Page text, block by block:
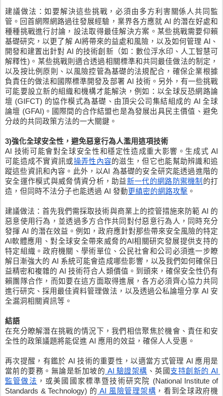
建議做法：如要解決這些挑戰，必須由多方利害關係人共同監
管。回首網際網路過往發展經驗，業界各方應就 AI 的潛在好處和
種種挑戰進行討論，設法取得最佳解決方案。某些挑戰需要仰賴
基礎研究，以更了解 AI將帶來的益處和風險，以及如何管理 AI、
開發和建置出針對 AI 的技術創新（如：數位浮水印、人工智慧可
解釋性)。某些挑戰則適合透過相關標準和共同最佳做法的制定，
以及按比例原則、以風險控管為基礎的法規配合，確保企業根據
負責任的做法和國際標準開發及部署 AI 技術。另外，有一些挑戰
可能要設立新的組織和機構才能解決，例如：以全球反恐網路論
壇 (GIFCT) 的協作模式為基礎、由頂尖公司集結組成的 AI 全球
論壇 (GFAI)。國際間的合作結盟也是為發展出具民主價值、避免
分歧的共同政策方法的一大關鍵。
3)強化全球安全性，避免惡意行為人濫用這項技術
AI 技術可能會對全球安全性和穩定性造成重大影響。生成式 AI
可能造成不實資訊或操弄性內容的滋生，但它也能幫助辨識和追
蹤這些資訊和內容。此外，以AI 為基礎的安全研究能透過進階的
安全運作模式與威脅情資分析，助益新一代的網路防禦機制 的打
造，但同時不法分子也能透過 AI 發動更縝密的網路攻擊 。
建議做法：首先我們需採取技術與商業上的控管措施來防範 AI 的
惡意使用行為，並透過多方合作共同對付惡意行為人，同時充分
發揮 AI 的潛在效益。例如，政府應針對那些帶來安全風險的特定
AI軟體應用、對全球安全帶來威脅的AI相關研究發展提供支持的
特定組織。政府機關、學術單位、公民社會和公司必須進一步瞭
解日漸強大的 AI 系統可能會造成哪些影響，以及我們如何確保日
益精密和複雜的 AI 技術符合人類價值。到頭來，確保安全性仍有
賴團隊合作，而如要在這方面取得進展，各方必須齊心協力共同
進行研究、採用最佳資料管理做法，以及透過公私論壇分享 AI 安
全漏洞相關資訊等。
結語
在充分瞭解潛在挑戰的情況下，我們相信聚焦於機會、責任和安
全性的政策議題將能促進 AI 應用的效益，確保人人受惠。
再次提醒，有鑑於 AI 技術的重要性，以適當方式管理 AI 應用是
當前的要務。無論是新加坡的 AI 驗證架構 、英國 支持創新的 AI
監管做法 ，或美國國家標準暨技術研究院 (National Institute of
Standards & Technology) 的 AI 風險管理架構 ，看到全球政府機